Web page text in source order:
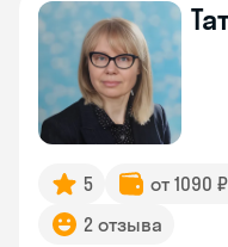
5 от 1090
2 отзыва